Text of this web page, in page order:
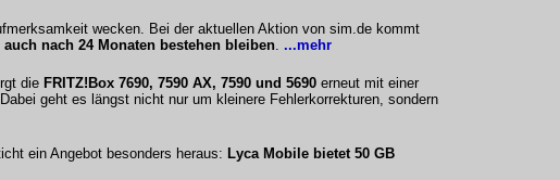
wecken. Bei der aktuellen Aktion von sim.de kommt
auch nach 24 Monaten bestehen bleiben. ...mehr
die FRITZ!Box 7690, 7590 AX, 7590 und 5690 erneut mit einer
geht es längst nicht nur um kleinere Fehlerkorrekturen, sondern
ein Angebot besonders heraus: Lyca Mobile bietet 50 GB